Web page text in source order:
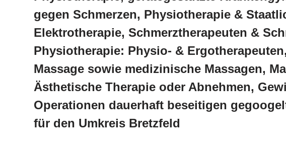
gegen Schmerzen, Physiotherapie &
Elektrotherapie, Schmerztherapeuten &
Physiotherapie: Physio- &
Massage sowie medizinische Massagen,
Ästhetische Therapie oder Abnehmen,
Operationen dauerhaft beseitigen
für den Umkreis Bretzfeld